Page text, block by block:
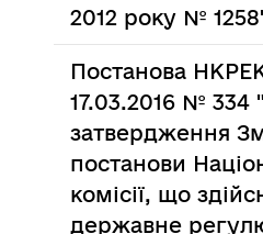
2012 року №
Постанова
17.03.2016 № 334
затвердження
постанови
комісії, що
державне